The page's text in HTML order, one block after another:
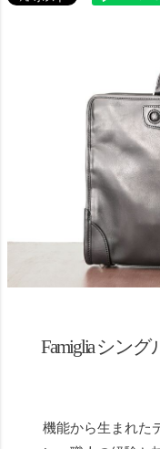
Famiglia シン
機能から生まれた